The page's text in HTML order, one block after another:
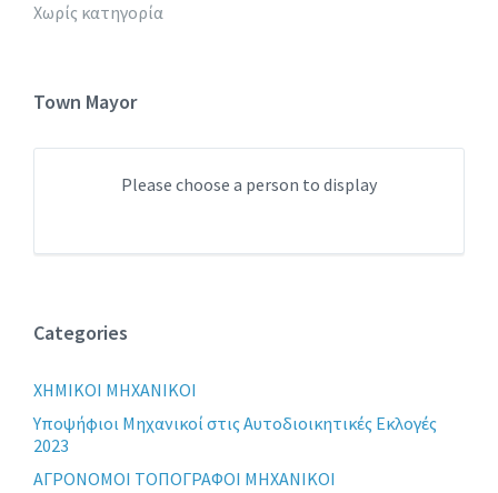
Χωρίς κατηγορία
Town Mayor
Please choose a person to display
Categories
XHMIKOI MHXANIKOI
Yποψήφιοι Μηχανικοί στις Αυτοδιοικητικές Εκλογές
2023
ΑΓΡΟΝΟΜΟΙ ΤΟΠΟΓΡΑΦΟΙ ΜΗΧΑΝΙΚΟΙ